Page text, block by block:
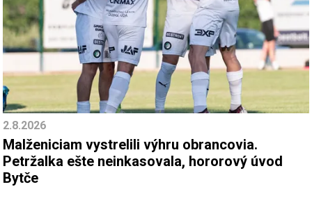
2.8.2026
Malženiciam vystrelili výhru obrancovia.
Petržalka ešte neinkasovala, hororový úvod
Bytče